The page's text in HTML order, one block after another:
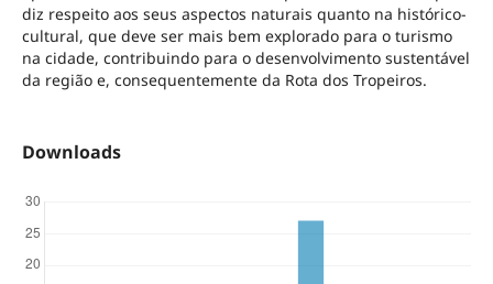
diz respeito aos seus aspectos naturais quanto na histórico-
cultural, que deve ser mais bem explorado para o turismo
na cidade, contribuindo para o desenvolvimento sustentável
da região e, consequentemente da Rota dos Tropeiros.
Downloads